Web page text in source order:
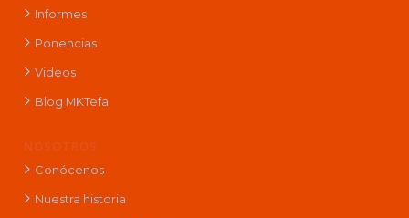
Informes
Ponencias
Videos
Blog MKTefa
NOSOTROS
Conócenos
Nuestra historia